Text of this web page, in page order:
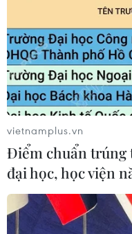
#Vietsovpetro #Khai
#Giếng khoan
Anh
vietnamplus.vn
Điểm chuẩn trúng
đại học, học viện